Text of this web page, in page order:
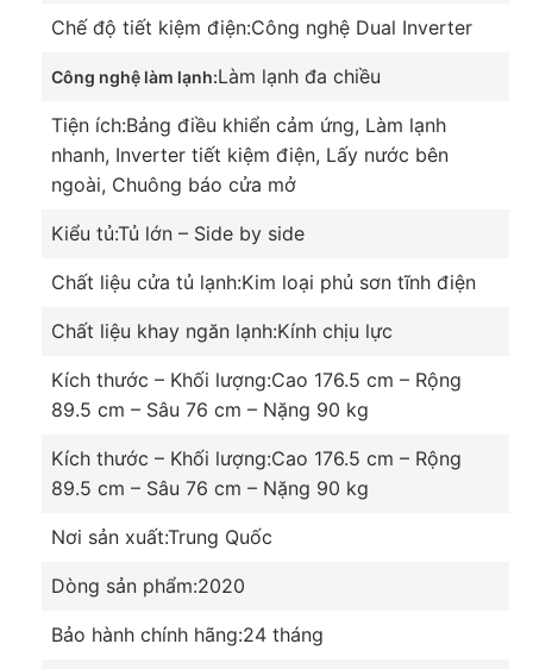
toàn diện cùng công nghệ làm lạnh đa chiều
Chiếc tủ còn làm lạnh đa chiều, giúp các khí được
lạnh bao quanh toàn diện thực phẩm, nhằm giữ
được độ tươi ngon và bảo quản thực phẩm lâu hơn.
Chế độ tiết kiệm điện:Công nghệ Dual Inverter
Công nghệ làm lạnh:Làm lạnh đa chiều
Tiện ích:Bảng điều khiển cảm ứng, Làm lạnh
nhanh, Inverter tiết kiệm điện, Lấy nước bên
ngoài, Chuông báo cửa mở
Kiểu tủ:Tủ lớn – Side by side
Chất liệu cửa tủ lạnh:Kim loại phủ sơn tĩnh điện
Chất liệu khay ngăn lạnh:Kính chịu lực
Kích thước – Khối lượng:Cao 176.5 cm – Rộng
89.5 cm – Sâu 76 cm – Nặng 90 kg
Kích thước – Khối lượng:Cao 176.5 cm – Rộng
89.5 cm – Sâu 76 cm – Nặng 90 kg
Nơi sản xuất:Trung Quốc
Dòng sản phẩm:2020
Bảo hành chính hãng:24 tháng